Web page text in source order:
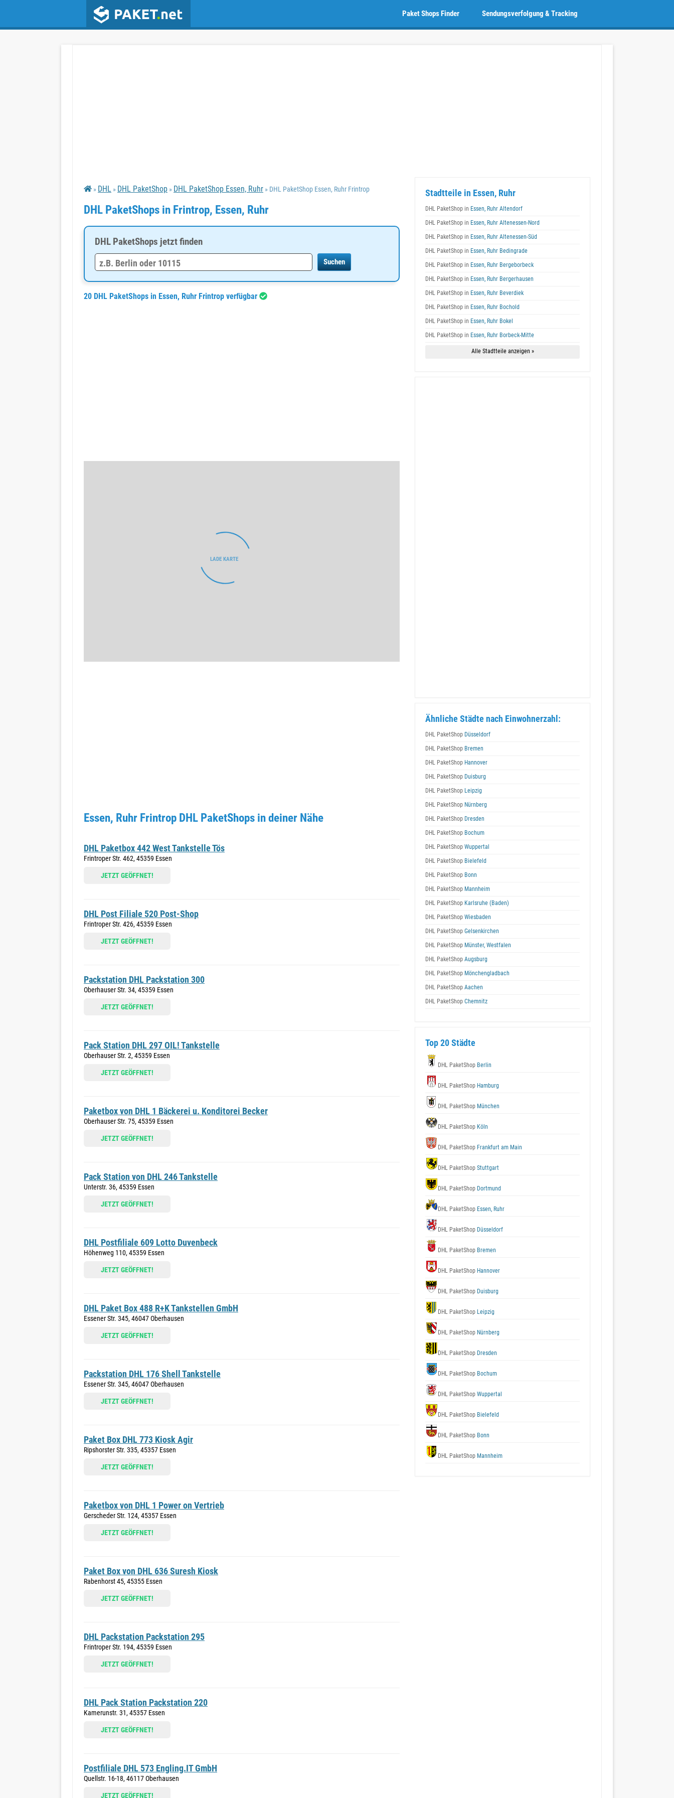
Sendungsverfolgung & Tracking
Paket Shops Finder
» DHL » DHL PaketShop » DHL PaketShop Essen, Ruhr » DHL PaketShop Essen, Ruhr Frintrop
DHL PaketShops in Frintrop, Essen, Ruhr
DHL PaketShops jetzt finden
20 DHL PaketShops in Essen, Ruhr Frintrop verfügbar
Essen, Ruhr Frintrop DHL PaketShops in deiner Nähe
DHL Paketbox 442 West Tankstelle Tös
Frintroper Str. 462, 45359 Essen
JETZT GEÖFFNET!
DHL Post Filiale 520 Post-Shop
Frintroper Str. 426, 45359 Essen
JETZT GEÖFFNET!
Packstation DHL Packstation 300
Oberhauser Str. 34, 45359 Essen
JETZT GEÖFFNET!
Pack Station DHL 297 OIL! Tankstelle
Oberhauser Str. 2, 45359 Essen
JETZT GEÖFFNET!
Paketbox von DHL 1 Bäckerei u. Konditorei Becker
Oberhauser Str. 75, 45359 Essen
JETZT GEÖFFNET!
Pack Station von DHL 246 Tankstelle
Unterstr. 36, 45359 Essen
JETZT GEÖFFNET!
DHL Postfiliale 609 Lotto Duvenbeck
Höhenweg 110, 45359 Essen
JETZT GEÖFFNET!
DHL Paket Box 488 R+K Tankstellen GmbH
Essener Str. 345, 46047 Oberhausen
JETZT GEÖFFNET!
Packstation DHL 176 Shell Tankstelle
Essener Str. 345, 46047 Oberhausen
JETZT GEÖFFNET!
Paket Box DHL 773 Kiosk Agir
Ripshorster Str. 335, 45357 Essen
JETZT GEÖFFNET!
Paketbox von DHL 1 Power on Vertrieb
Gerscheder Str. 124, 45357 Essen
JETZT GEÖFFNET!
Paket Box von DHL 636 Suresh Kiosk
Rabenhorst 45, 45355 Essen
JETZT GEÖFFNET!
DHL Packstation Packstation 295
Frintroper Str. 194, 45359 Essen
JETZT GEÖFFNET!
DHL Pack Station Packstation 220
Kamerunstr. 31, 45357 Essen
JETZT GEÖFFNET!
Postfiliale DHL 573 Engling.IT GmbH
Quellstr. 16-18, 46117 Oberhausen
JETZT GEÖFFNET!
Stadtteile in Essen, Ruhr
DHL PaketShop in Essen, Ruhr Altendorf
DHL PaketShop in Essen, Ruhr Altenessen-Nord
DHL PaketShop in Essen, Ruhr Altenessen-Süd
DHL PaketShop in Essen, Ruhr Bedingrade
DHL PaketShop in Essen, Ruhr Bergeborbeck
DHL PaketShop in Essen, Ruhr Bergerhausen
DHL PaketShop in Essen, Ruhr Beverdiek
DHL PaketShop in Essen, Ruhr Bochold
DHL PaketShop in Essen, Ruhr Bokel
DHL PaketShop in Essen, Ruhr Borbeck-Mitte
Alle Stadtteile anzeigen »
Ähnliche Städte nach Einwohnerzahl:
DHL PaketShop Düsseldorf
DHL PaketShop Bremen
DHL PaketShop Hannover
DHL PaketShop Duisburg
DHL PaketShop Leipzig
DHL PaketShop Nürnberg
DHL PaketShop Dresden
DHL PaketShop Bochum
DHL PaketShop Wuppertal
DHL PaketShop Bielefeld
DHL PaketShop Bonn
DHL PaketShop Mannheim
DHL PaketShop Karlsruhe (Baden)
DHL PaketShop Wiesbaden
DHL PaketShop Gelsenkirchen
DHL PaketShop Münster, Westfalen
DHL PaketShop Augsburg
DHL PaketShop Mönchengladbach
DHL PaketShop Aachen
DHL PaketShop Chemnitz
Top 20 Städte
DHL PaketShop Berlin
DHL PaketShop Hamburg
DHL PaketShop München
DHL PaketShop Köln
DHL PaketShop Frankfurt am Main
DHL PaketShop Stuttgart
DHL PaketShop Dortmund
DHL PaketShop Essen, Ruhr
DHL PaketShop Düsseldorf
DHL PaketShop Bremen
DHL PaketShop Hannover
DHL PaketShop Duisburg
DHL PaketShop Leipzig
DHL PaketShop Nürnberg
DHL PaketShop Dresden
DHL PaketShop Bochum
DHL PaketShop Wuppertal
DHL PaketShop Bielefeld
DHL PaketShop Bonn
DHL PaketShop Mannheim